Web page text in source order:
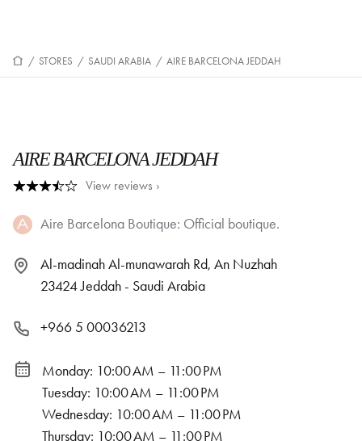
/ STORES / SAUDI ARABIA / AIRE BARCELONA JEDDAH
AIRE BARCELONA JEDDAH
View reviews ›
Aire Barcelona Boutique: Official boutique.
Al-madinah Al-munawarah Rd, An Nuzhah
23424 Jeddah - Saudi Arabia
+966 5 00036213
Monday: 10:00 AM – 11:00 PM
Tuesday: 10:00 AM – 11:00 PM
Wednesday: 10:00 AM – 11:00 PM
Thursday: 10:00 AM – 11:00 PM